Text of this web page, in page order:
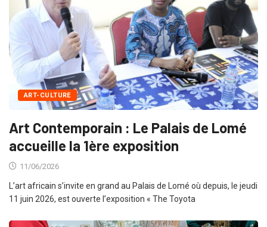
ART-CULTURE
Art Contemporain : Le Palais de Lomé
accueille la 1ère exposition
11/06/2026
L’art africain s’invite en grand au Palais de Lomé où depuis, le jeudi
11 juin 2026, est ouverte l’exposition « The Toyota